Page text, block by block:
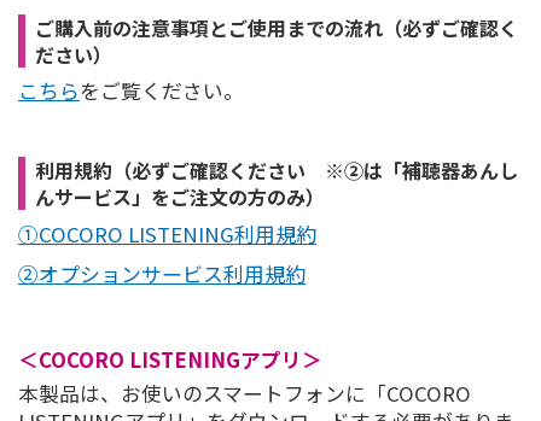
ご購入前の注意事項とご使用までの流れ（必ずご確認く
ださい）
こちらをご覧ください。
利用規約（必ずご確認ください ※②は「補聴器あんし
んサービス」をご注文の方のみ）
①COCORO LISTENING利用規約
②オプションサービス利用規約
＜COCORO LISTENINGアプリ＞
本製品は、お使いのスマートフォンに「COCORO